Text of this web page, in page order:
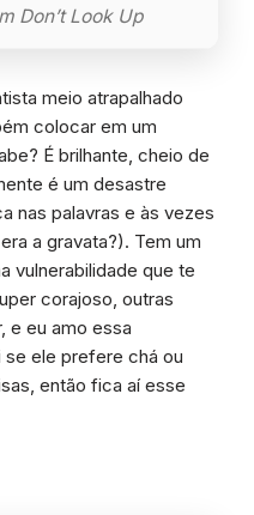
Don’t Look Up
meio atrapalhado
colocar em um
É brilhante, cheio de
é um desastre
nas palavras e às vezes
a gravata?). Tem um
vulnerabilidade que te
corajoso, outras
e eu amo essa
se ele prefere chá ou
então fica aí esse